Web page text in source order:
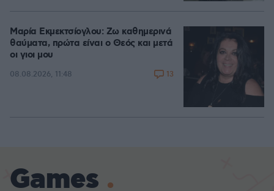
Μαρία Εκμεκτσίογλου: Ζω καθημερινά
θαύματα, πρώτα είναι ο Θεός και μετά
οι γιοι μου
08.08.2026, 11:48 13
Games